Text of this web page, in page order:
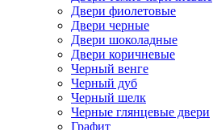
Двери фиолетовые
Двери черные
Двери шоколадные
Двери коричневые
Черный венге
Черный дуб
Черный шелк
Черные глянцевые двери
Графит